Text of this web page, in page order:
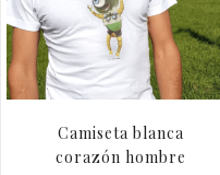
Camiseta blanca
corazón hombre